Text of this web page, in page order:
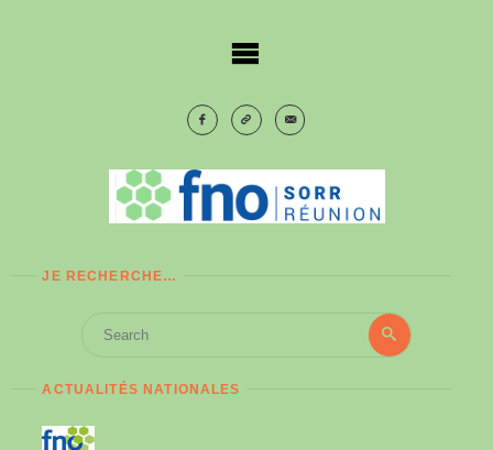
JE RECHERCHE…
Search
Search
ACTUALITÉS NATIONALES